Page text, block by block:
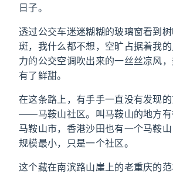
日子。
透过公交车迷迷糊糊的玻璃窗看到
斑，我什么都不想，空旷占据着我
力的公交空调吹出来的一丝丝凉风
有了鲜甜。
在这条路上，有手手一直没有发现
——马鞍山社区。叫马鞍山的地方有
马鞍山市，香港沙田也有一个马鞍
规模最小，只是一个社区。
这个藏在南滨路山崖上的老重庆的